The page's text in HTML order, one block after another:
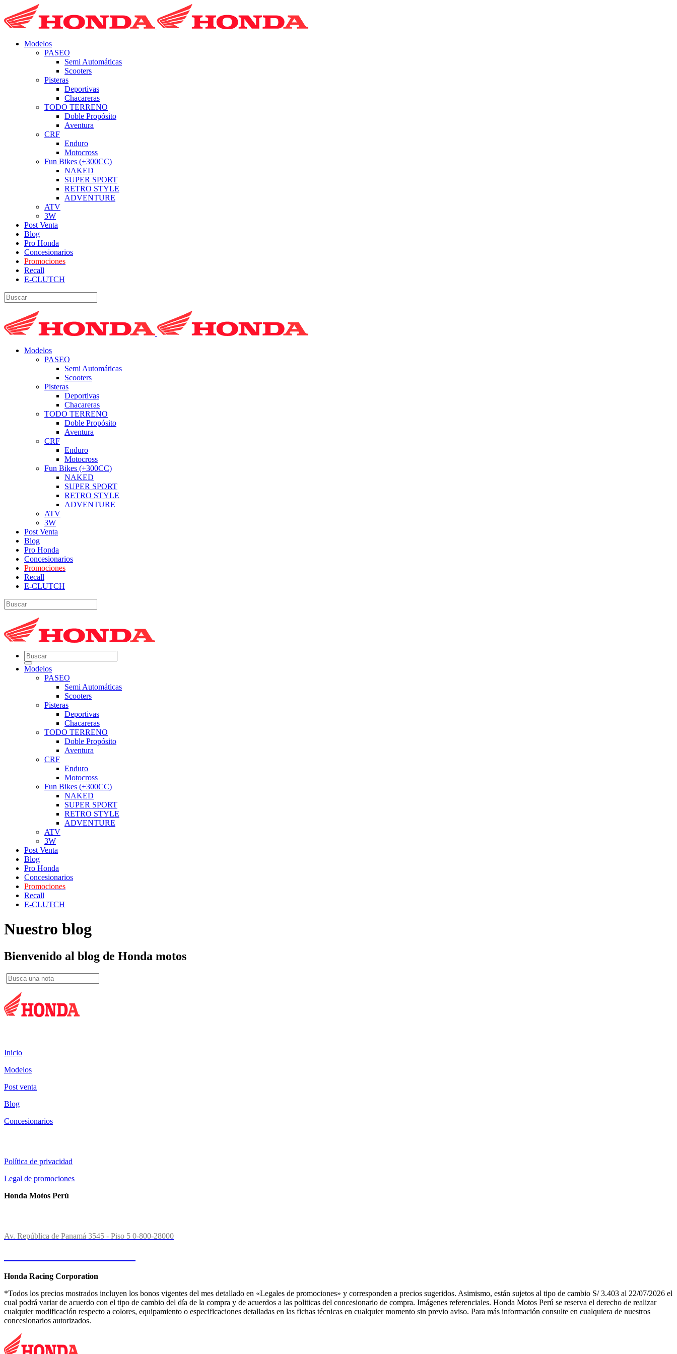
Modelos
PASEO
Semi Automáticas
Scooters
Pisteras
Deportivas
Chacareras
TODO TERRENO
Doble Propósito
Aventura
CRF
Enduro
Motocross
Fun Bikes (+300CC)
NAKED
SUPER SPORT
RETRO STYLE
ADVENTURE
ATV
3W
Post Venta
Blog
Pro Honda
Concesionarios
Promociones
Recall
E-CLUTCH
Modelos
PASEO
Semi Automáticas
Scooters
Pisteras
Deportivas
Chacareras
TODO TERRENO
Doble Propósito
Aventura
CRF
Enduro
Motocross
Fun Bikes (+300CC)
NAKED
SUPER SPORT
RETRO STYLE
ADVENTURE
ATV
3W
Post Venta
Blog
Pro Honda
Concesionarios
Promociones
Recall
E-CLUTCH
Modelos
PASEO
Semi Automáticas
Scooters
Pisteras
Deportivas
Chacareras
TODO TERRENO
Doble Propósito
Aventura
CRF
Enduro
Motocross
Fun Bikes (+300CC)
NAKED
SUPER SPORT
RETRO STYLE
ADVENTURE
ATV
3W
Post Venta
Blog
Pro Honda
Concesionarios
Promociones
Recall
E-CLUTCH
Nuestro blog
Bienvenido al blog de Honda motos
Inicio
Modelos
Post venta
Blog
Concesionarios
Política de privacidad
Legal de promociones
Honda Motos Perú
Av. República de Panamá 3545 - Piso 5 0-800-28000
Honda Racing Corporation
*Todos los precios mostrados incluyen los bonos vigentes del mes detallado en «Legales de promociones» y corresponden a precios sugeridos. Asimismo, están sujetos al tipo de cambio S/ 3.403 al 22/07/2026 el
cual podrá variar de acuerdo con el tipo de cambio del día de la compra y de acuerdos a las politicas del concesionario de compra. Imágenes referenciales. Honda Motos Perú se reserva el derecho de realizar
cualquier modificación respecto a colores, equipamiento o especificaciones detalladas en las fichas técnicas en cualquier momento sin previo aviso. Para más información consulte en cualquiera de nuestros
concesionarios autorizados.